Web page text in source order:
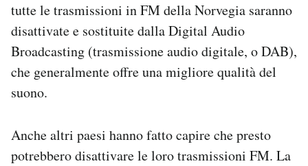
tutte le trasmissioni in FM della Norvegia saranno
disattivate e sostituite dalla Digital Audio
Broadcasting (trasmissione audio digitale, o DAB),
che generalmente offre una migliore qualità del
suono.
Anche altri paesi hanno fatto capire che presto
potrebbero disattivare le loro trasmissioni FM. La